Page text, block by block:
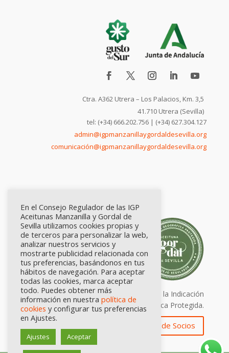
Ctra. A362 Utrera – Los Palacios, Km. 3,5
41.710 Utrera (Sevilla)
tel: (+34) 666.202.756 | (+34) 627.304.127
admin@igpmanzanillaygordaldesevilla.org
comunicación@igpmanzanillaygordaldesevilla.org
Calidad certificada por Origen. Sellos de la Indicación
Geográfica Protegida.
Zona de Socios
En el Consejo Regulador de las IGP
Aceitunas Manzanilla y Gordal de
Sevilla utilizamos cookies propias y
de terceros para personalizar la web,
analizar nuestros servicios y
mostrarte publicidad relacionada con
tus preferencias, basándonos en tus
hábitos de navegación. Para aceptar
todas las cookies, marca aceptar
todo. Puedes obtener más
información en nuestra política de
cookies y configurar tus preferencias
en Ajustes.
Ajustes Aceptar